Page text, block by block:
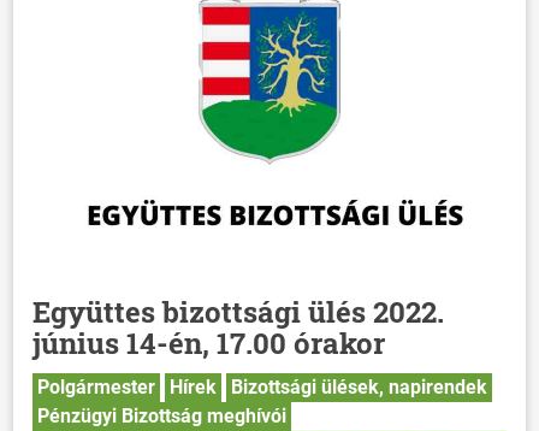
Együttes bizottsági ülés 2022.
június 14-én, 17.00 órakor
Polgármester Hírek
Bizottsági ülések, napirendek
Pénzügyi Bizottság meghívói